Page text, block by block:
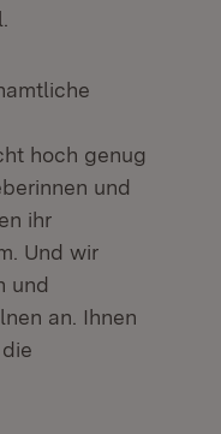
hoch genug
und
ihr
Und wir
und
an. Ihnen